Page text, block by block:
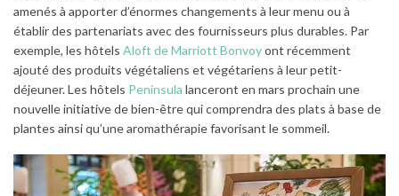
amenés à apporter d’énormes changements à leur menu ou à
établir des partenariats avec des fournisseurs plus durables. Par
exemple, les hôtels Aloft de Marriott Bonvoyont récemment
ajouté des produits végétaliens et végétariens à leur petit-
déjeuner. Les hôtels Peninsula lanceront en mars prochain une
nouvelle initiative de bien-être qui comprendra des plats à base de
plantes ainsi qu’une aromathérapie favorisant le sommeil.